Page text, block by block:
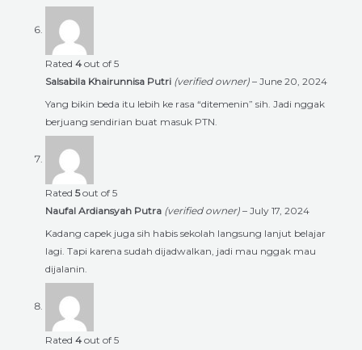
Rated 4 out of 5
Salsabila Khairunnisa Putri (verified owner) – June 20, 2024
Yang bikin beda itu lebih ke rasa “ditemenin” sih. Jadi nggak
berjuang sendirian buat masuk PTN.
Rated 5out of 5
Naufal Ardiansyah Putra (verified owner) – July 17, 2024
Kadang capek juga sih habis sekolah langsung lanjut belajar
lagi. Tapi karena sudah dijadwalkan, jadi mau nggak mau
dijalanin.
Rated 4 out of 5